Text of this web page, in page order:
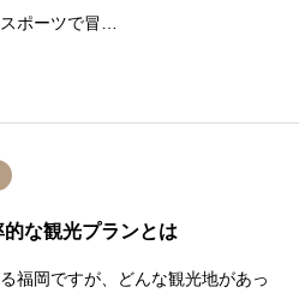
ポーツで冒…
な観光プランとは
福岡ですが、どんな観光地があっ